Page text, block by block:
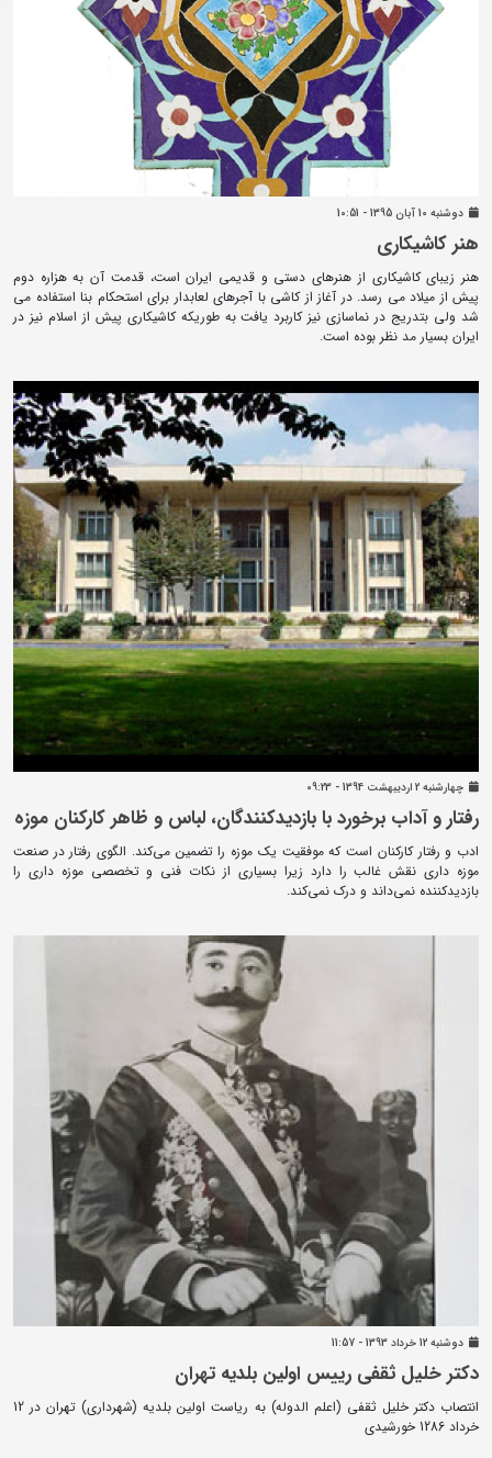
دوشنبه 10 آبان 1395 - 10:51
هنر کاشیکاری
هنر زیبای کاشیکاری از هنرهای دستی و قدیمی ایران است، قدمت آن به هزاره دوم
پیش از میلاد می رسد. در آغاز از کاشی با آجرهای لعابدار برای استحکام بنا استفاده می
شد ولی بتدریج در نماسازی نیز کاربرد یافت به طوریکه کاشیکاری پیش از اسلام نیز در
ایران بسیار مد نظر بوده است.
چهارشنبه 2 ارديبهشت 1394 - 09:23
رفتار و آداب برخورد با بازدیدکنندگان، لباس و ظاهر کارکنان موزه
ادب و رفتار کارکنان است که موفقیت یک موزه را تضمین می‌کند. الگوی رفتار در صنعت
موزه داری نقش غالب را دارد زیرا بسیاری از نکات فنی و تخصصی موزه داری را
بازدیدکننده نمی‌داند و درک نمی‌کند.
دوشنبه 12 خرداد 1393 - 11:57
دکتر خلیل ثقفی رییس اولین بلدیه تهران
انتصاب دکتر خلیل ثقفی (اعلم الدوله) به ریاست اولین بلدیه (شهرداری) تهران در 12
خرداد 1286 خورشیدی